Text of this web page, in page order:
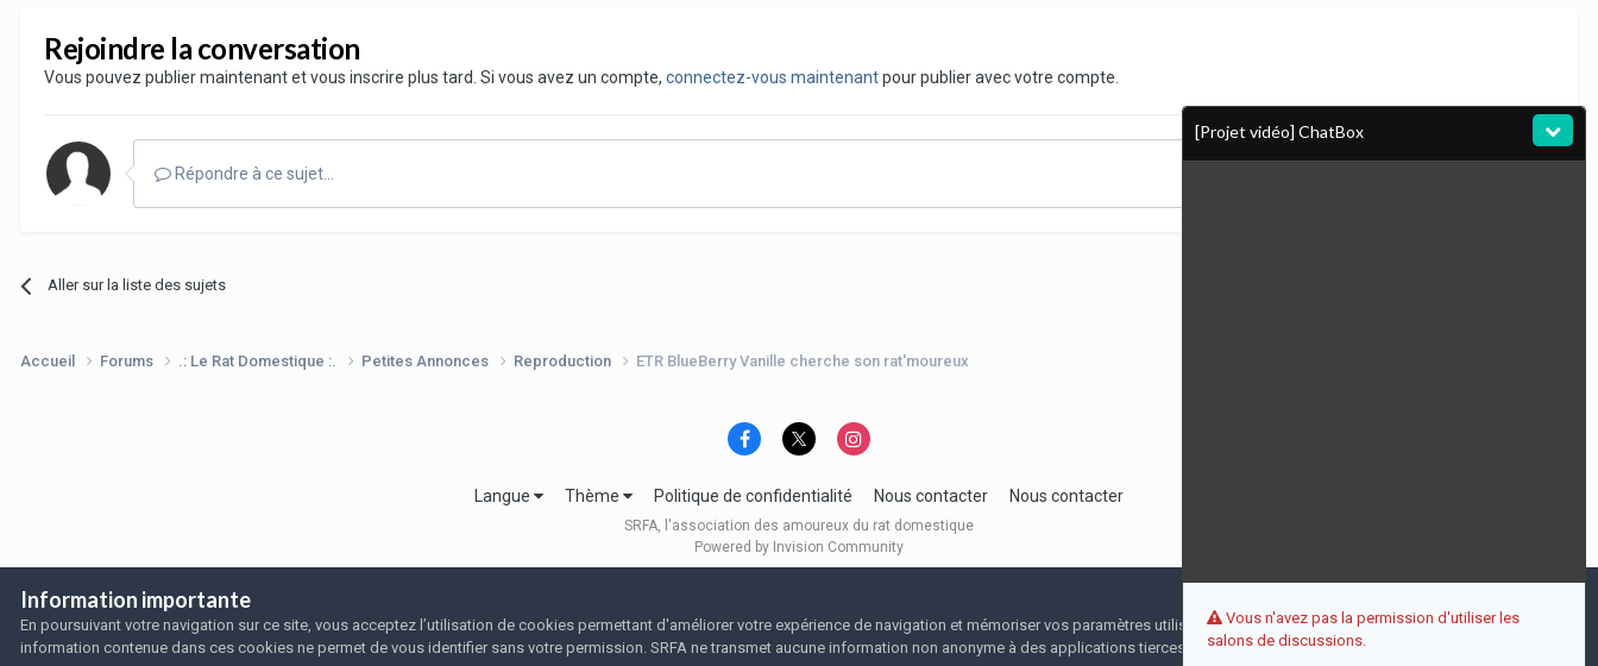
Rejoindre la conversation
Vous pouvez publier maintenant et vous inscrire plus tard. Si vous avez un compte, connectez-vous maintenantpour publier avec votre compte.
Répondre à ce sujet…
Aller sur la liste des sujets
Accueil Forums .: Le Rat Domestique :. Petites Annonces Reproduction ETR BlueBerry Vanille cherche son rat'moureux
[Projet vidéo] ChatBox
Vous n'avez pas la permission d'utiliser les
salons de discussions.
Langue Thème Politique de confidentialité Nous contacter Nous contacter
SRFA, l'association des amoureux du rat domestique
Powered by Invision Community
Information importante
En poursuivant votre navigation sur ce site, vous acceptez l’utilisation de cookies permettant d'améliorer votre expérience de navigation et mémoriser vos paramètres utilisateur pendant votre visite. Aucune
information contenue dans ces cookies ne permet de vous identifier sans votre permission. SRFA ne transmet aucune information non anonyme à des applications tierces.
I accept